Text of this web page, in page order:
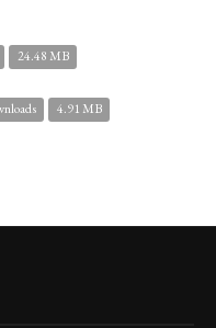
24.48 MB
4.91 MB